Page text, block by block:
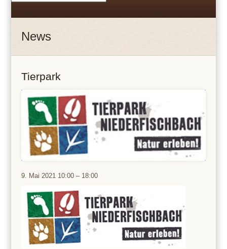
News
Tierpark
Tierpark
9. Mai 2021 10:00 – 18:00